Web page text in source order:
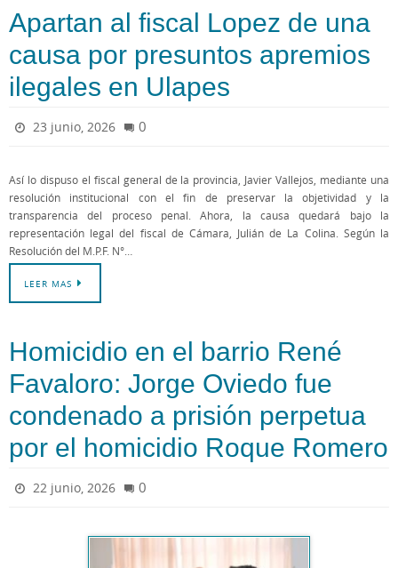
Apartan al fiscal Lopez de una
causa por presuntos apremios
ilegales en Ulapes
23 junio, 2026 0
Así lo dispuso el fiscal general de la provincia, Javier Vallejos, mediante una
resolución institucional con el fin de preservar la objetividad y la
transparencia del proceso penal. Ahora, la causa quedará bajo la
representación legal del fiscal de Cámara, Julián de La Colina. Según la
Resolución del M.P.F. N°…
LEER MAS
Homicidio en el barrio René
Favaloro: Jorge Oviedo fue
condenado a prisión perpetua
por el homicidio Roque Romero
22 junio, 2026 0